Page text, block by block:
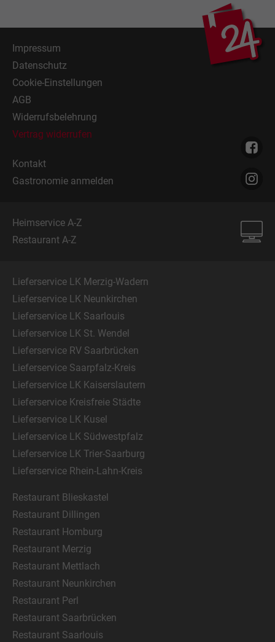
Impressum
Datenschutz
Cookie-Einstellungen
AGB
Widerrufsbelehrung
Vertrag widerrufen
Kontakt
Gastronomie anmelden
Heimservice A-Z
Restaurant A-Z
Lieferservice LK Merzig-Wadern
Lieferservice LK Neunkirchen
Lieferservice LK Saarlouis
Lieferservice LK St. Wendel
Lieferservice RV Saarbrücken
Lieferservice Saarpfalz-Kreis
Lieferservice LK Kaiserslautern
Lieferservice Kreisfreie Städte
Lieferservice LK Kusel
Lieferservice LK Südwestpfalz
Lieferservice LK Trier-Saarburg
Lieferservice Rhein-Lahn-Kreis
Restaurant Blieskastel
Restaurant Dillingen
Restaurant Homburg
Restaurant Merzig
Restaurant Mettlach
Restaurant Neunkirchen
Restaurant Perl
Restaurant Saarbrücken
Restaurant Saarlouis